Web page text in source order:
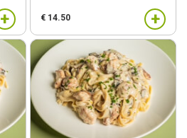
+ € 14.50 +